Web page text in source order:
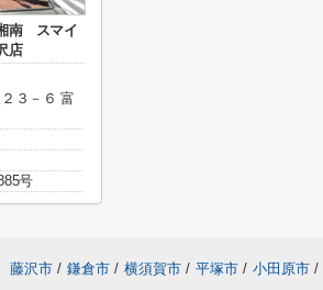
南 スマイ
店
３－６ 富
号
藤沢市 / 鎌倉市 / 横須賀市 / 平塚市 / 小田原市 /